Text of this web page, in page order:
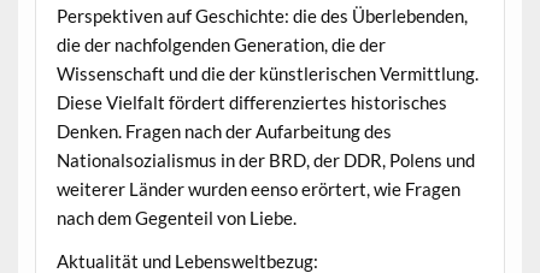
Perspektiven auf Geschichte: die des Überlebenden,
die der nachfolgenden Generation, die der
Wissenschaft und die der künstlerischen Vermittlung.
Diese Vielfalt fördert differenziertes historisches
Denken. Fragen nach der Aufarbeitung des
Nationalsozialismus in der BRD, der DDR, Polens und
weiterer Länder wurden eenso erörtert, wie Fragen
nach dem Gegenteil von Liebe.
Aktualität und Lebensweltbezug: